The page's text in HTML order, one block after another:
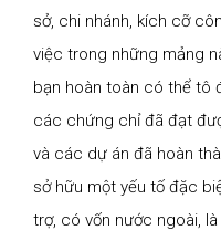
sở, chi nhánh, kích cỡ
việc trong những mảng
bạn hoàn toàn có thể tô
các chứng chỉ đã đạt
và các dự án đã hoàn
sở hữu một yếu tố đặc
trợ, có vốn nước ngoài,